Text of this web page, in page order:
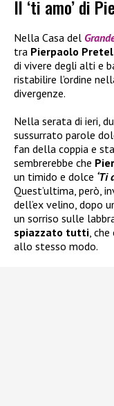
Il ‘ti amo’ di
Nella Casa del
tra Pierpaolo
di vivere degli alti e
ristabilire l’ordine
divergenze.
Nella serata di ieri,
sussurrato parole
fan della coppia e
sembrerebbe che
un timido e dolce ‘Ti
Quest’ultima, però,
dell’ex velino, dopo
un sorriso sulle
spiazzato tutti,
allo stesso modo.